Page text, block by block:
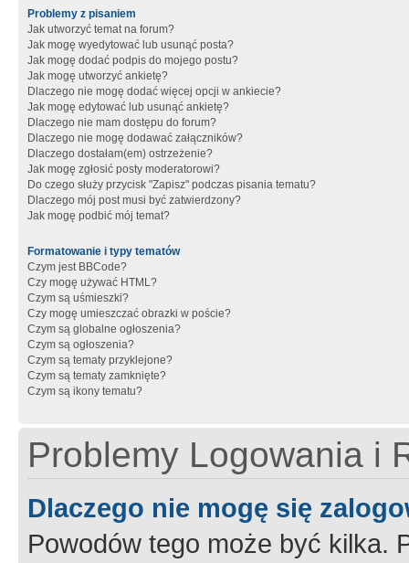
Problemy z pisaniem
Jak utworzyć temat na forum?
Jak mogę wyedytować lub usunąć posta?
Jak mogę dodać podpis do mojego postu?
Jak mogę utworzyć ankietę?
Dlaczego nie mogę dodać więcej opcji w ankiecie?
Jak mogę edytować lub usunąć ankietę?
Dlaczego nie mam dostępu do forum?
Dlaczego nie mogę dodawać załączników?
Dlaczego dostałam(em) ostrzeżenie?
Jak mogę zgłosić posty moderatorowi?
Do czego służy przycisk "Zapisz" podczas pisania tematu?
Dlaczego mój post musi być zatwierdzony?
Jak mogę podbić mój temat?
Formatowanie i typy tematów
Czym jest BBCode?
Czy mogę używać HTML?
Czym są uśmieszki?
Czy mogę umieszczać obrazki w poście?
Czym są globalne ogłoszenia?
Czym są ogłoszenia?
Czym są tematy przyklejone?
Czym są tematy zamknięte?
Czym są ikony tematu?
Problemy Logowania i
Dlaczego nie mogę się
Powodów tego może być kilka.